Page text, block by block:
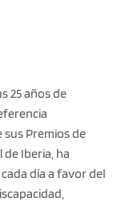
25 años de
sus Premios de
de Iberia, ha
día a favor del